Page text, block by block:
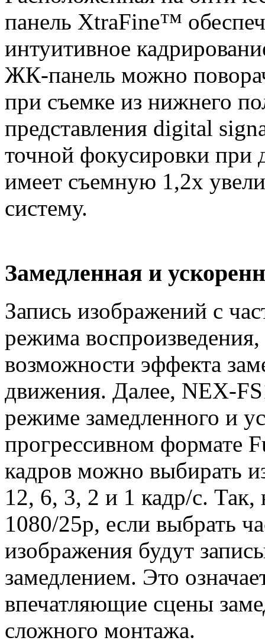
панель XtraFine™
интуитивное
ЖК-панель можно
при съемке из нижнего
представления digital
точной фокусировки при
имеет съемную 1,2х
систему.
Замедленная и
Запись изображений с
режима
возможности эффекта
движения. Далее, NEX-
режиме замедленного и
прогрессивном формате
кадров можно выбирать
12, 6, 3, 2 и 1 кадр/с.
1080/25p, если выбрать
изображения будут
замедлением. Это
впечатляющие сцены
сложного монтажа.